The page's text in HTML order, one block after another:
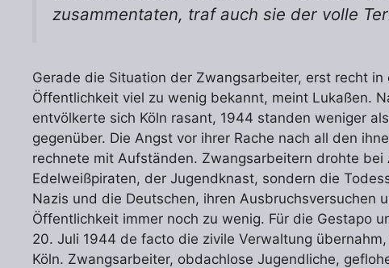
zusammentaten, traf auch sie der volle
Gerade die Situation der Zwangsarbeiter, erst recht
Öffentlichkeit viel zu wenig bekannt, meint Lukaßen.
entvölkerte sich Köln rasant, 1944 standen weniger
gegenüber. Die Angst vor ihrer Rache nach all den
rechnete mit Aufständen. Zwangsarbeitern drohte
Edelweißpiraten, der Jugendknast, sondern die
Nazis und die Deutschen, ihren Ausbruchsversuchen
Öffentlichkeit immer noch zu wenig. Für die Gestapo
20. Juli 1944 de facto die zivile Verwaltung
Köln. Zwangsarbeiter, obdachlose Jugendliche,